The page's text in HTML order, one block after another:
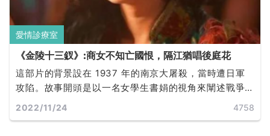
愛情診療室
《金陵十三釵》:商女不知亡國恨，隔江猶唱後庭花
這部片的背景設在 1937 年的南京大屠殺，當時遭日軍
攻陷。故事開頭是以一名女學生書娟的視角來闡述戰爭
帶來的無情，逃亡的驚恐與日軍的兇殘，最終由秦淮女
2022/11/24 4758